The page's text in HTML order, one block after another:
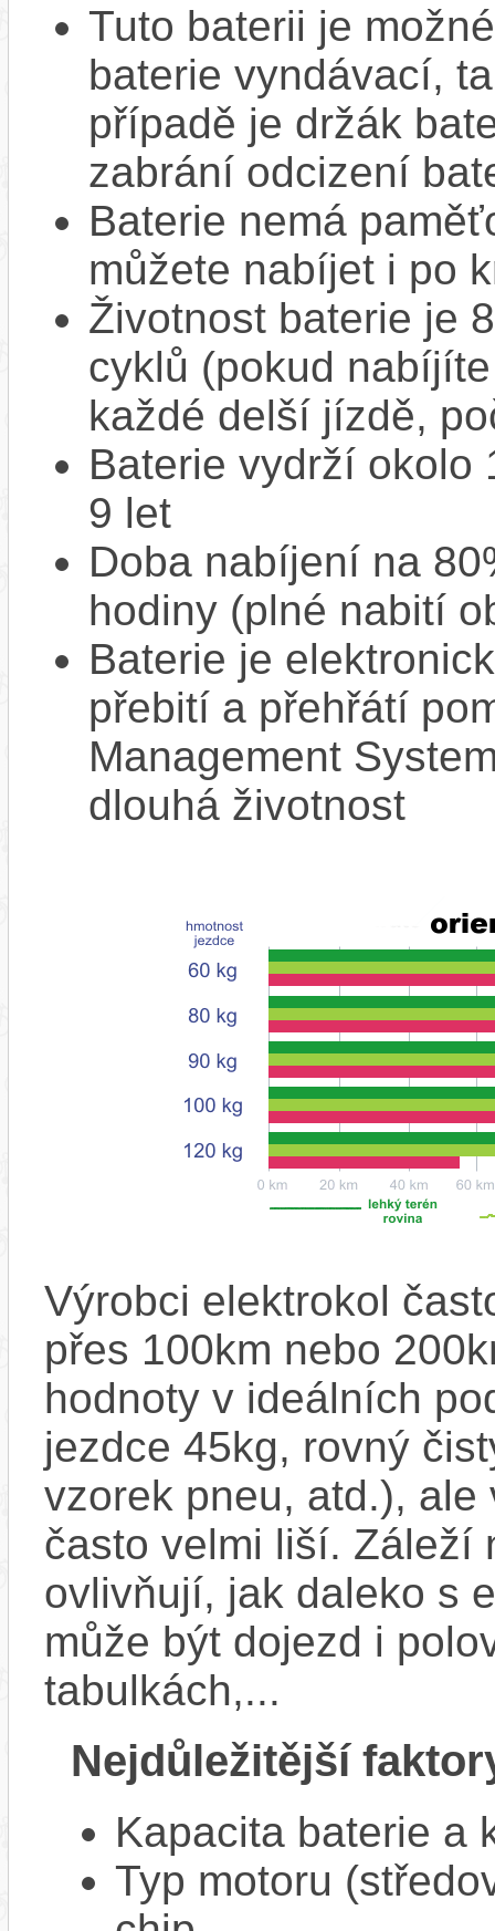
Tuto baterii je
baterie vyndávací,
případě je držák
zabrání odcizení
Baterie nemá
můžete nabíjet i po
Životnost baterie je
cyklů (pokud
každé delší jízdě,
Baterie vydrží okolo
9 let
Doba nabíjení na
hodiny (plné nabití
Baterie je
přebití a přehřátí
Management
dlouhá životnost
Výrobci elektrokol
přes 100km nebo
hodnoty v ideálních
jezdce 45kg, rovný
vzorek pneu, atd.),
často velmi liší. Záleží
ovlivňují, jak daleko s
může být dojezd i
tabulkách,...
Nejdůležitější
Kapacita baterie a
Typ motoru